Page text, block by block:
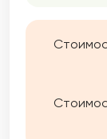
работы.